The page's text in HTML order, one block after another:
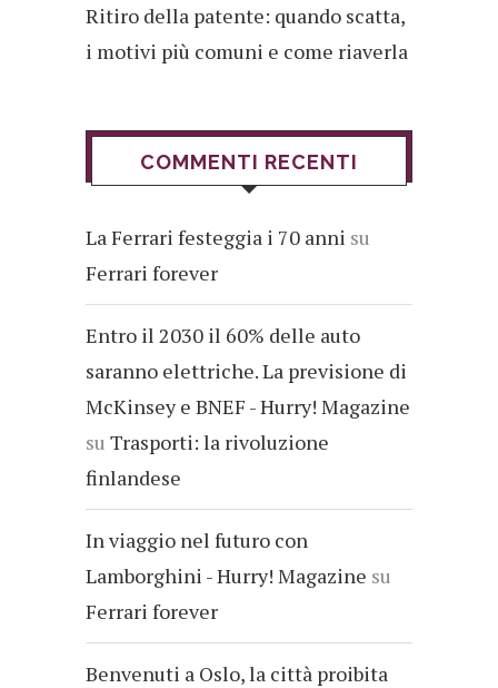
Ritiro della patente: quando scatta,
i motivi più comuni e come riaverla
COMMENTI RECENTI
La Ferrari festeggia i 70 anni su
Ferrari forever
Entro il 2030 il 60% delle auto
saranno elettriche. La previsione di
McKinsey e BNEF - Hurry! Magazine
su Trasporti: la rivoluzione
finlandese
In viaggio nel futuro con
Lamborghini - Hurry! Magazine su
Ferrari forever
Benvenuti a Oslo, la città proibita